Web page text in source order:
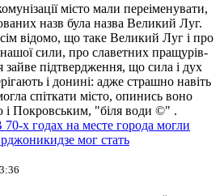
місто мали переіменувати,
назв була назва Великий Луг.
відомо, що таке Великий Луг і про
сили, про славетних пращурів-
зайве підтвердження, що сила і дух
і донині: адже страшно навіть
спіткати місто, опинись воно
і Покровським, "біля води ©" .
х годах на месте города могли
мог стать